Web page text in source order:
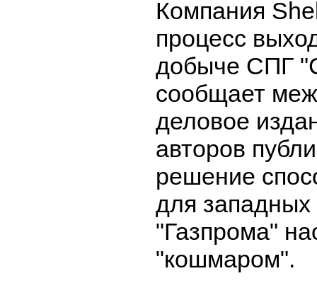
Компания
процесс
добыче СПГ
сообщает
деловое
авторов
решение
для западных
"Газпрома"
"кошмаром".